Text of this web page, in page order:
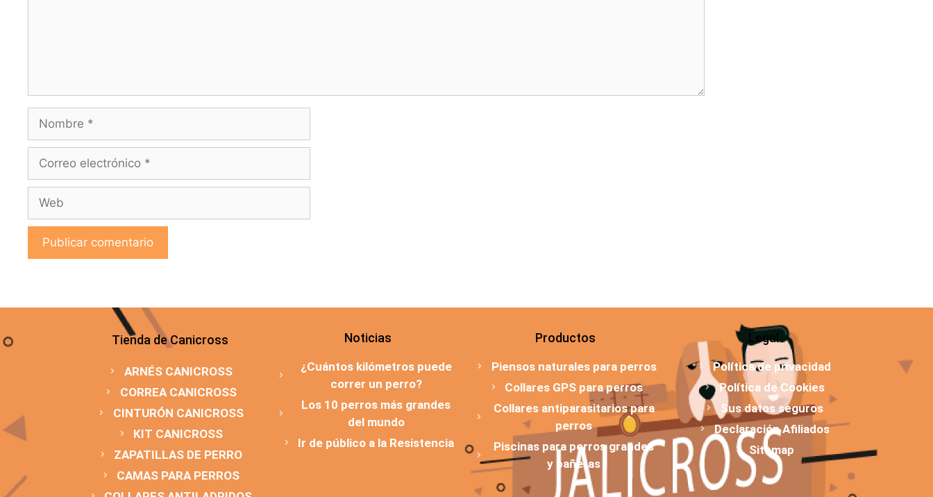
Tienda de Canicross
ARNÉS CANICROSS
CORREA CANICROSS
CINTURÓN CANICROSS
KIT CANICROSS
ZAPATILLAS DE PERRO
CAMAS PARA PERROS
Noticias
¿Cuántos kilómetros puede
correr un perro?
Los 10 perros más grandes
del mundo
Ir de público a la Resistencia
Productos
Piensos naturales para perros
Collares GPS para perros
Collares antiparasitarios para
perros
Piscinas para perros grandes
y bañeras
Legal
Política de privacidad
Política de Cookies
Sus datos seguros
Declaración Afiliados
Sitemap